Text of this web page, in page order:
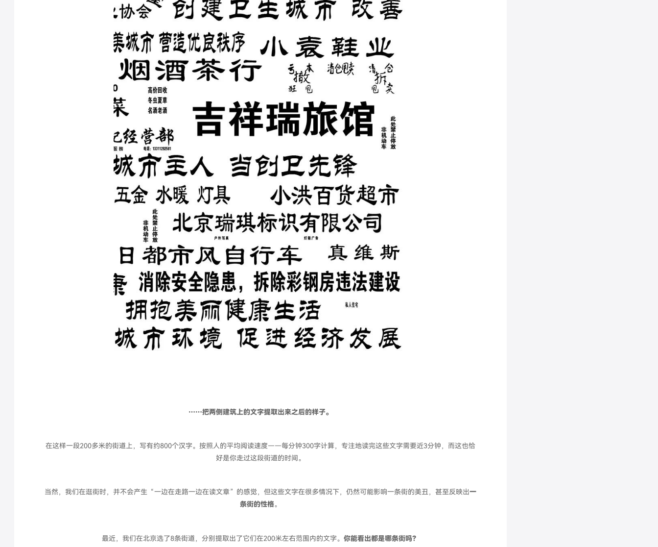
……把两侧建筑上的文字提取出来之后的样子。
在这样一段200多米的街道上，写有约800个汉字。按照人的平均阅读速度——每分钟300字计算，专注地读完这些文字需要近3分钟，而这也恰
好是你走过这段街道的时间。
当然，我们在逛街时，并不会产生“一边在走路一边在读文章”的感觉，但这些文字在很多情况下，仍然可能影响一条街的美丑，甚至反映出一
条街的性格。
最近，我们在北京选了8条街道，分别提取出了它们在200米左右范围内的文字。 你能看出都是哪条街吗？